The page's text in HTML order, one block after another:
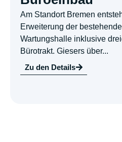
Am Standort Bremen
Erweiterung der
Wartungshalle inklusive
Bürotrakt. Giesers über...
Zu den Details